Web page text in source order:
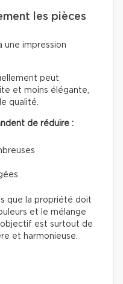
les pièces
une impression
peut
et moins élégante,
qualité.
de réduire :
que la propriété doit
et le mélange
est surtout de
et harmonieuse.